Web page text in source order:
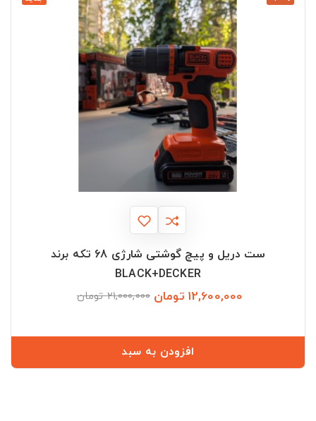
ست دریل و پیچ گوشتی شارژی 68 تکه برند
BLACK+DECKER
12,600,000 تومان 21,000,000 تومان
افزودن به سبد